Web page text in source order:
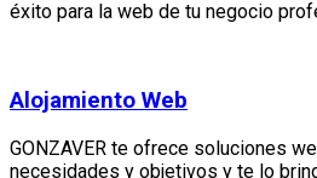
éxito para la web de tu negocio
Alojamiento Web
GONZAVER te ofrece soluciones
necesidades y objetivos y te lo